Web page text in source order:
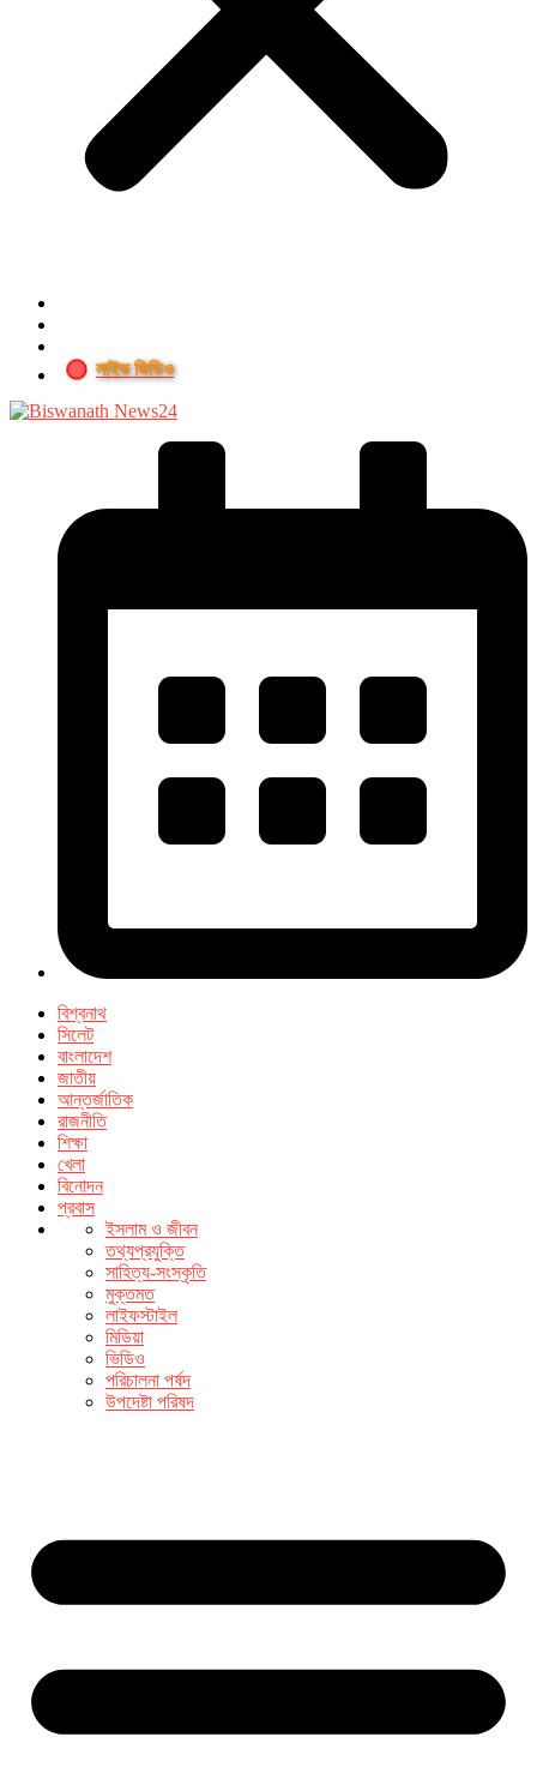
লাইভ ভিডিও
বিশ্বনাথ
সিলেট
বাংলাদেশ
জাতীয়
আন্তর্জাতিক
রাজনীতি
শিক্ষা
খেলা
বিনোদন
প্রবাস
ইসলাম ও জীবন
তথ্যপ্রযুক্তি
সাহিত্য-সংস্কৃতি
মুক্তমত
লাইফস্টাইল
মিডিয়া
ভিডিও
পরিচালনা পর্ষদ
উপদেষ্টা পরিষদ